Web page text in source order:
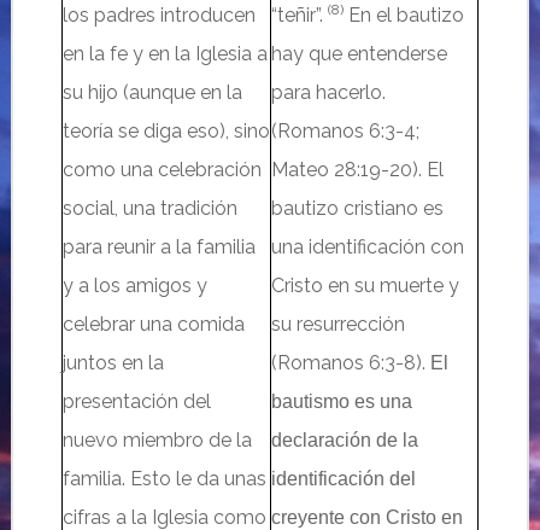
los padres introducen
en la fe y en la Iglesia a
su hijo (aunque en la
teoría se diga eso), sino
como una celebración
social, una tradición
para reunir a la familia
y a los amigos y
celebrar una comida
juntos en la
presentación del
nuevo miembro de la
familia. Esto le da unas
cifras a la Iglesia como
“teñir”. (8)En el bautizo
hay que entenderse
para hacerlo.
(Romanos 6:3-4;
Mateo 28:19-20). El
bautizo cristiano es
una identificación con
Cristo en su muerte y
su resurrección
(Romanos 6:3-8). El
bautismo es una
declaración de la
identificación del
creyente con Cristo en